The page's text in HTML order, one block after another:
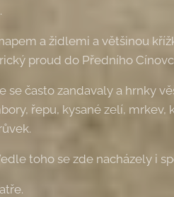
a židlemi a většinou
proud do Předního
se často zandavaly a hrnky
řepu, kysané zelí, mrkev,
toho se zde nacházely i